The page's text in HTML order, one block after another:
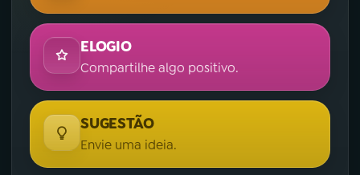
ELOGIO
Compartilhe algo positivo.
SUGESTÃO
Envie uma ideia.